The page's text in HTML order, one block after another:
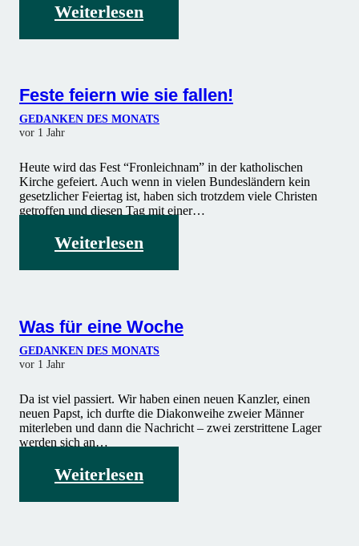
Weiterlesen
Feste feiern wie sie fallen!
GEDANKEN DES MONATS
vor 1 Jahr
Heute wird das Fest “Fronleichnam” in der katholischen
Kirche gefeiert. Auch wenn in vielen Bundesländern kein
gesetzlicher Feiertag ist, haben sich trotzdem viele Christen
getroffen und diesen Tag mit einer…
Weiterlesen
Was für eine Woche
GEDANKEN DES MONATS
vor 1 Jahr
Da ist viel passiert. Wir haben einen neuen Kanzler, einen
neuen Papst, ich durfte die Diakonweihe zweier Männer
miterleben und dann die Nachricht – zwei zerstrittene Lager
werden sich an…
Weiterlesen